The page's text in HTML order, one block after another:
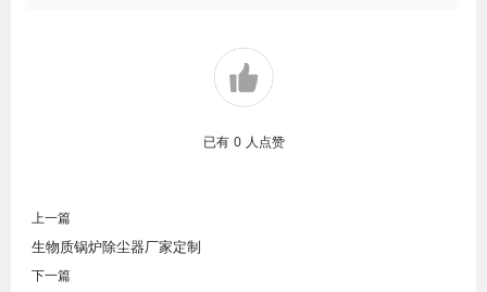
已有 0 人点赞
上一篇
生物质锅炉除尘器厂家定制
下一篇